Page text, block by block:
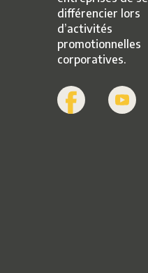
différencier lors
d’activités
promotionnelles
corporatives.